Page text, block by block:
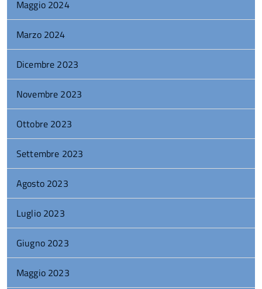
Maggio 2024
Marzo 2024
Dicembre 2023
Novembre 2023
Ottobre 2023
Settembre 2023
Agosto 2023
Luglio 2023
Giugno 2023
Maggio 2023